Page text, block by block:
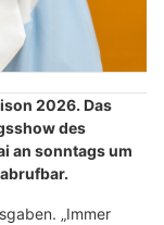
2026. Das
des
an sonntags um
„Immer